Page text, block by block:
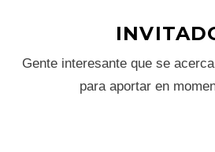
Gente interesante que se
para aportar en